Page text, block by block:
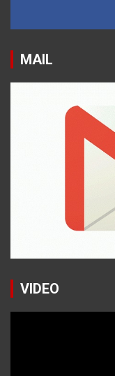
MAIL
VIDEO